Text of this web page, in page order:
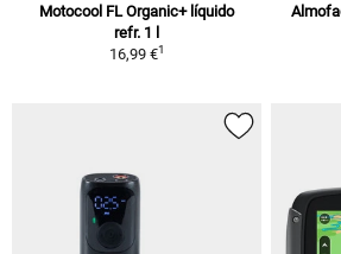
Motocool FL Organic+ líquido
refr. 1 l
16,99 €1